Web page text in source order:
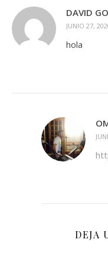
DAVID
JUNIO 27,
hola
DEJA